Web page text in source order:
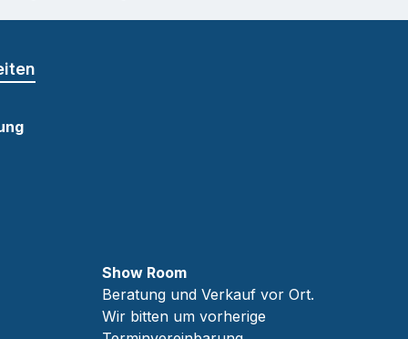
Show Room
Beratung und Verkauf vor Ort.
Wir bitten um vorherige